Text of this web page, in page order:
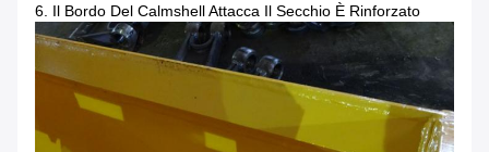
6. Il Bordo Del Calmshell Attacca Il Secchio È Rinforzato